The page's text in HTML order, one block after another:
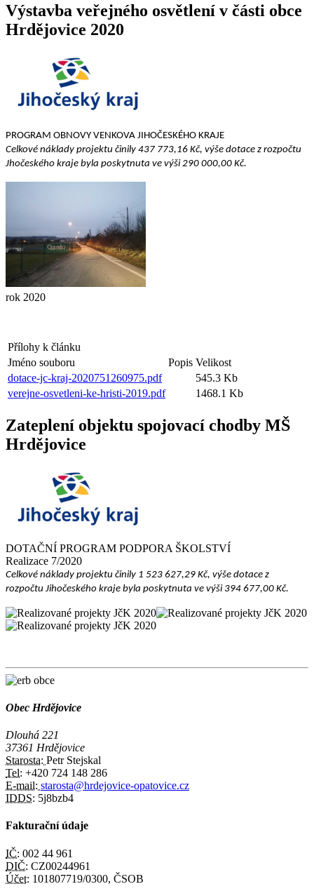
Výstavba veřejného osvětlení v části obce
Hrdějovice 2020
PROGRAM OBNOVY VENKOVA JIHOČESKÉHO KRAJE
Celkové náklady projektu činily 437 773,16 Kč, výše dotace z rozpočtu
Jhočeského kraje byla poskytnuta ve výši 290 000,00 Kč.
rok 2020
Přílohy k článku
Jméno souboru
Popis Velikost
dotace-jc-kraj-2020751260975.pdf
545.3 Kb
verejne-osvetleni-ke-hristi-2019.pdf
1468.1 Kb
Zateplení objektu spojovací chodby MŠ
Hrdějovice
DOTAČNÍ PROGRAM PODPORA ŠKOLSTVÍ
Realizace 7/2020
Celkové náklady projektu činily 1 523 627,29 Kč, výše dotace z
rozpočtu Jihočeského kraje byla poskytnuta ve výši 394 677,00 Kč.
Obec Hrdějovice
Dlouhá 221
37361 Hrdějovice
Starosta: Petr Stejskal
Tel: +420 724 148 286
E-mail: starosta@hrdejovice-opatovice.cz
IDDS: 5j8bzb4
Fakturační údaje
IČ: 002 44 961
DIČ: CZ00244961
Účet: 101807719/0300, ČSOB